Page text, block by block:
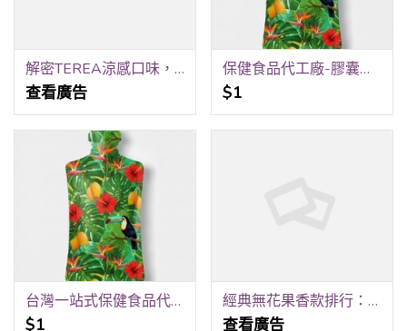
解密TEREA涼感口味，適合喜歡清新的人選擇
查看廣告
保健食品代工廠-膠囊代工、錠劑代工、粉包代工、水劑代工、果凍代工、酵素果凍、軟袋充填代工、造型水平機代工-嘉護保生技
$1
台灣一站式保健食品代工合作夥伴-膠囊、錠劑、粉包、果凍、飲品-水平軟袋充填、水平粉包充填-嘉護保生技
$1
經典無花果香款排行：阿蒂仙的無花果魅力何在？
查看廣告